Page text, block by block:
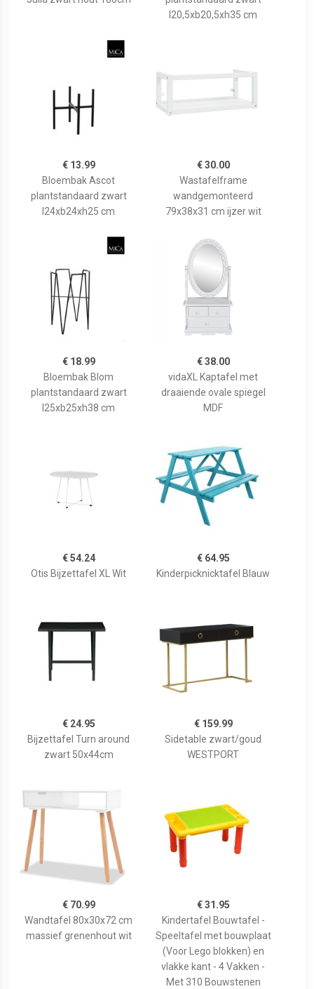
l20,5xb20,5xh35 cm
€ 13.99
Bloembak Ascot
plantstandaard zwart
l24xb24xh25 cm
€ 30.00
Wastafelframe
wandgemonteerd
79x38x31 cm ijzer wit
€ 18.99
Bloembak Blom
plantstandaard zwart
l25xb25xh38 cm
€ 38.00
vidaXL Kaptafel met
draaiende ovale spiegel
MDF
€ 54.24
Otis Bijzettafel XL Wit
€ 64.95
Kinderpicknicktafel Blauw
€ 24.95
Bijzettafel Turn around
zwart 50x44cm
€ 159.99
Sidetable zwart/goud
WESTPORT
€ 70.99
Wandtafel 80x30x72 cm
massief grenenhout wit
€ 31.95
Kindertafel Bouwtafel -
Speeltafel met bouwplaat
(Voor Lego blokken) en
vlakke kant - 4 Vakken -
Met 310 Bouwstenen